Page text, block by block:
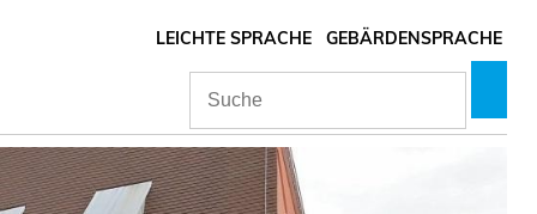
LEICHTE SPRACHE GEBÄRDENSPRACHE